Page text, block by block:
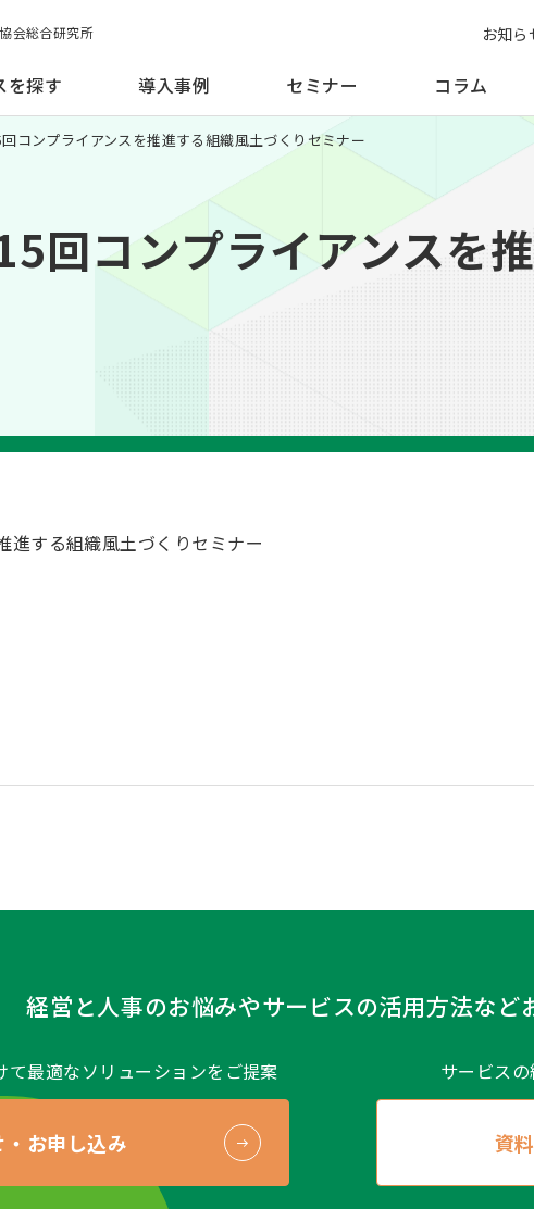
会総合研究所 お知ら
を探す 導入事例 セミナー コラム
回コンプライアンスを推進する組織風土づくりセミナー
回コンプライアンスを
進する組織風土づくりセミナー
経営と人事のお悩みやサービスの活用方法など
て最適なソリューションをご提案
お申し込み
サービス
資